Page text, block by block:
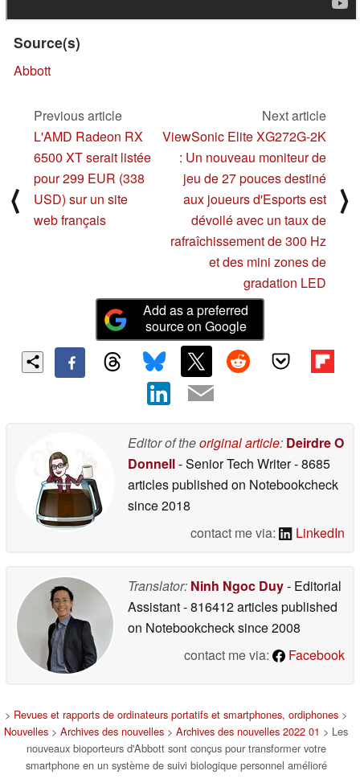
Source(s)
Abbott
⟨
Previous article
L'AMD Radeon RX
6500 XT serait listée
pour 299 EUR (338
USD) sur un site
web français
Next article
ViewSonic Elite XG272G-2K
: Un nouveau moniteur de
jeu de 27 pouces destiné
aux joueurs d'Esports est
dévoilé avec un taux de
rafraîchissement de 300 Hz
et des mini zones de
gradation LED
⟩
Add as a preferred
source on Google
Editor of theoriginal article: Deirdre O
Donnell- Senior Tech Writer- 8685
articles published on Notebookcheck
since 2018
contact me via:
LinkedIn
Translator: Ninh Ngoc Duy- Editorial
Assistant- 816412 articles published
on Notebookchecksince 2008
contact me via:
Facebook
> Revues et rapports de ordinateurs portatifs et smartphones, ordiphones >
Nouvelles > Archives des nouvelles > Archives des nouvelles 2022 01 > Les
nouveaux bioporteurs d'Abbott sont conçus pour transformer votre
smartphone en un système de suivi biologique personnel amélioré